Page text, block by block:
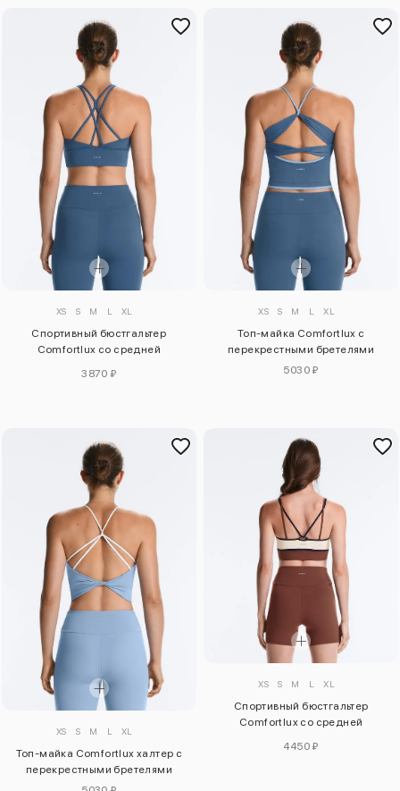
XS S M L XL
Спортивный бюстгальтер
Comfortlux со средней
3870 ₽
XS S M L XL
Топ-майка Comfortlux с
перекрестными бретелями
5030 ₽
XS S M L XL
Топ-майка Comfortlux халтер с
перекрестными бретелями
XS S M L XL
Спортивный бюстгальтер
Comfortlux со средней
4450 ₽